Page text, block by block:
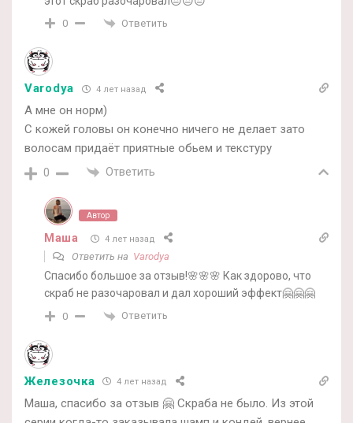
0 Ответить
Varodya 4 лет назад
А мне он норм)
С кожей головы он конечно ничего не делает зато
волосам придаёт приятные обьем и текстуру
0 Ответить
Автор
Маша 4 лет назад
Ответить на Varodya
Спасибо большое за отзыв!🌸🌸🌸 Как здорово, что
скраб не разочаровал и дал хороший эффект🤗🤗🤗
0 Ответить
Железочка 4 лет назад
Маша, спасибо за отзыв 🤗 Скраба не было. Из этой